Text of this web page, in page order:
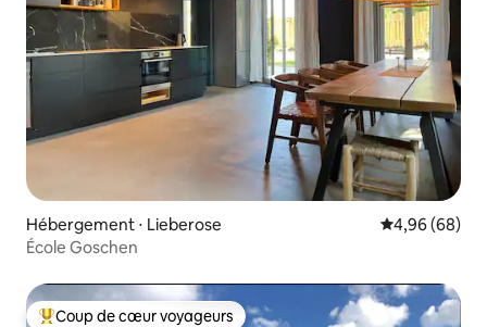
Hébergement ⋅ Lieberose Évaluation
4,96 (68)
École Goschen
Coup de cœur voyageurs